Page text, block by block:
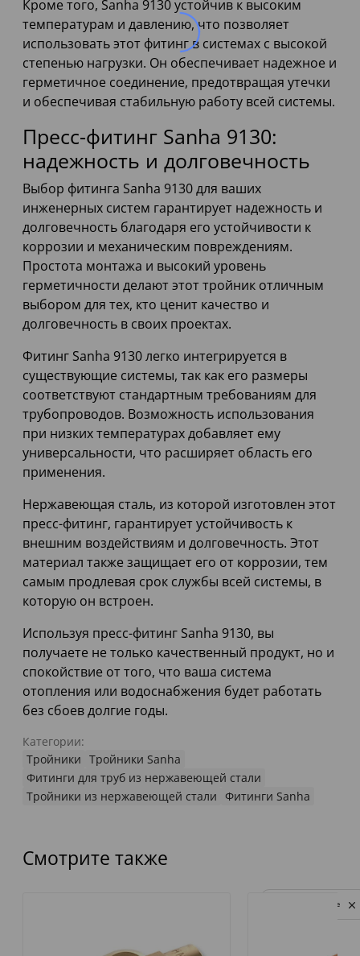
Кроме того, Sanha 9130 устойчив к высоким
температурам и давлению, что позволяет
использовать этот фитинг в системах с высокой
степенью нагрузки. Он обеспечивает надежное и
герметичное соединение, предотвращая утечки
и обеспечивая стабильную работу всей системы.
Пресс-фитинг Sanha 9130:
надежность и долговечность
Выбор фитинга Sanha 9130 для ваших
инженерных систем гарантирует надежность и
долговечность благодаря его устойчивости к
коррозии и механическим повреждениям.
Простота монтажа и высокий уровень
герметичности делают этот тройник отличным
выбором для тех, кто ценит качество и
долговечность в своих проектах.
Фитинг Sanha 9130 легко интегрируется в
существующие системы, так как его размеры
соответствуют стандартным требованиям для
трубопроводов. Возможность использования
при низких температурах добавляет ему
универсальности, что расширяет область его
применения.
Нержавеющая сталь, из которой изготовлен этот
пресс-фитинг, гарантирует устойчивость к
внешним воздействиям и долговечность. Этот
материал также защищает его от коррозии, тем
самым продлевая срок службы всей системы, в
которую он встроен.
Используя пресс-фитинг Sanha 9130, вы
получаете не только качественный продукт, но и
спокойствие от того, что ваша система
отопления или водоснабжения будет работать
без сбоев долгие годы.
Категории:
Тройники Тройники Sanha
Фитинги для труб из нержавеющей стали
Тройники из нержавеющей стали Фитинги Sanha
Смотрите также
Privacy notice